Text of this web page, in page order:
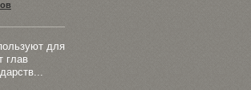
для
глав